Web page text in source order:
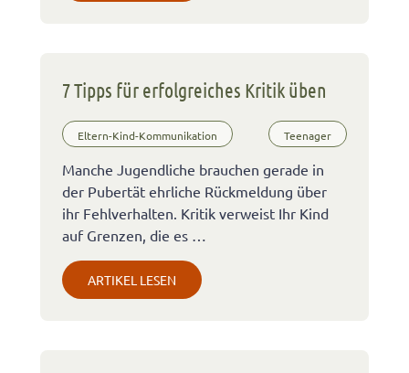
7 Tipps für erfolgreiches Kritik üben
Eltern-Kind-Kommunikation Teenager
Manche Jugendliche brauchen gerade in
der Pubertät ehrliche Rückmeldung über
ihr Fehlverhalten. Kritik verweist Ihr Kind
auf Grenzen, die es …
ARTIKEL LESEN